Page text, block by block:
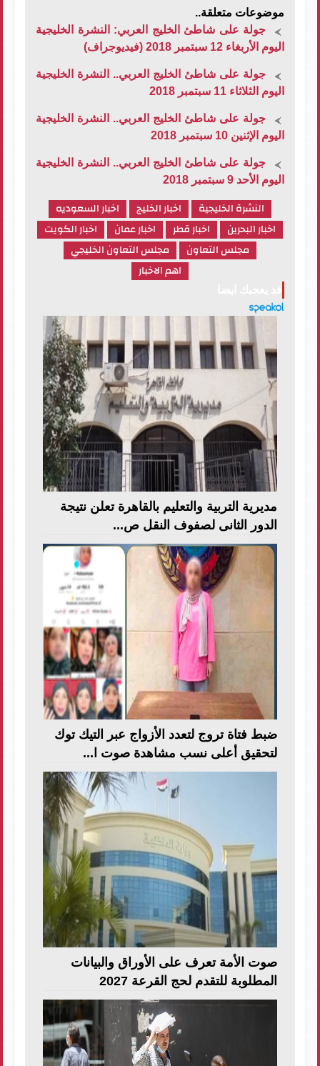
موضوعات متعلقة..
جولة على شاطئ الخليج العربي: النشرة الخليجية
اليوم الأربغاء 12 سبتمبر 2018 (فيديوجراف)
جولة على شاطئ الخليج العربي.. النشرة الخليجية
اليوم الثلاثاء 11 سبتمبر 2018
جولة على شاطئ الخليج العربي.. النشرة الخليجية
اليوم الإثنين 10 سبتمبر 2018
جولة على شاطئ الخليج العربي.. النشرة الخليجية
اليوم الأحد 9 سبتمبر 2018
النشرة الخليجية اخبار الخليج
اخبار السعوديه
اخبار البحرين
اخبار قطر اخبار عمان
اخبار الكويت
مجلس التعاون
مجلس التعاون الخليجي
اهم الاخبار
مديرية التربية والتعليم بالقاهرة تعلن نتيجة
الدور الثانى لصفوف النقل ص...
ضبط فتاة تروج لتعدد الأزواج عبر التيك توك
لتحقيق أعلى نسب مشاهدة صوت ا...
صوت الأمة تعرف على الأوراق والبيانات
المطلوبة للتقدم لحج القرعة 2027